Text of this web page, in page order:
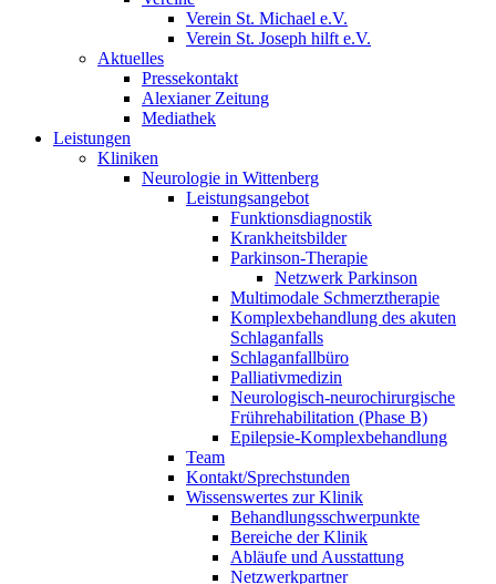
Verein St. Michael e.V.
Verein St. Joseph hilft e.V.
Aktuelles
Pressekontakt
Alexianer Zeitung
Mediathek
Leistungen
Kliniken
Neurologie in Wittenberg
Leistungsangebot
Funktionsdiagnostik
Krankheitsbilder
Parkinson-Therapie
Netzwerk Parkinson
Multimodale Schmerztherapie
Komplexbehandlung des akuten
Schlaganfalls
Schlaganfallbüro
Palliativmedizin
Neurologisch-neurochirurgische
Frührehabilitation (Phase B)
Epilepsie-Komplexbehandlung
Team
Kontakt/Sprechstunden
Wissenswertes zur Klinik
Behandlungsschwerpunkte
Bereiche der Klinik
Abläufe und Ausstattung
Netzwerkpartner